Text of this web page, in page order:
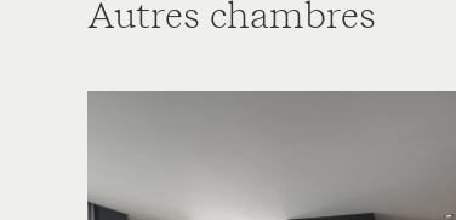
Autres chambres